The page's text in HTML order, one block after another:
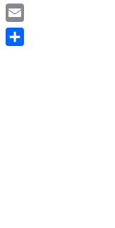
Twitter
Email